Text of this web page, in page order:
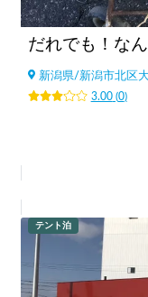
だれでも！な
新潟県/新潟市北区
3.00(0)
テント泊